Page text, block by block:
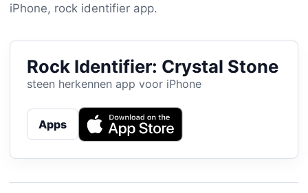
iPhone, rock identifier app.
Rock Identifier: Crystal Stone
steen herkennen app voor iPhone
Apps